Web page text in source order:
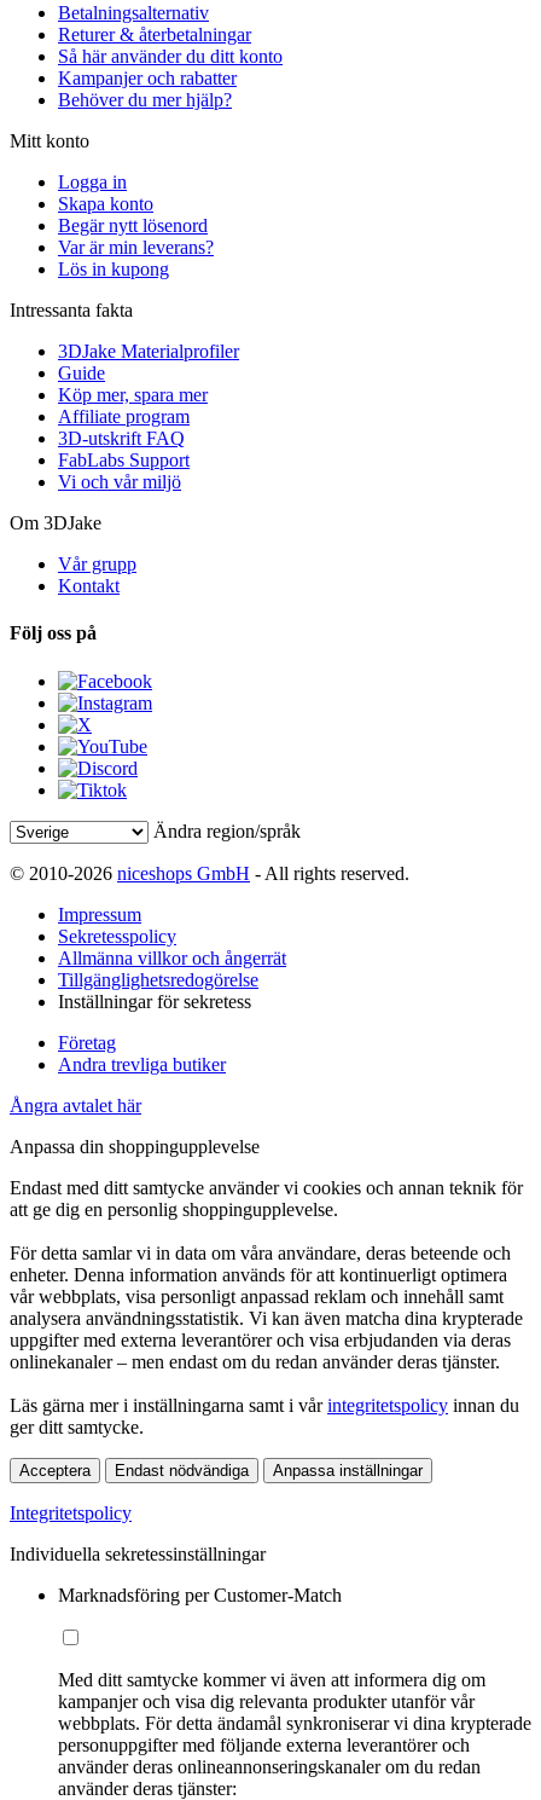
Betalningsalternativ
Returer & återbetalningar
Så här använder du ditt konto
Kampanjer och rabatter
Behöver du mer hjälp?
Mitt konto
Logga in
Skapa konto
Begär nytt lösenord
Var är min leverans?
Lös in kupong
Intressanta fakta
3DJake Materialprofiler
Guide
Köp mer, spara mer
Affiliate program
3D-utskrift FAQ
FabLabs Support
Vi och vår miljö
Om 3DJake
Vår grupp
Kontakt
Följ oss på
Ändra region/språk
© 2010-2026 niceshops GmbH - All rights reserved.
Impressum
Sekretesspolicy
Allmänna villkor och ångerrät
Tillgänglighetsredogörelse
Inställningar för sekretess
Företag
Andra trevliga butiker
Ångra avtalet här
Anpassa din shoppingupplevelse
Endast med ditt samtycke använder vi cookies och annan teknik för
att ge dig en personlig shoppingupplevelse.
För detta samlar vi in data om våra användare, deras beteende och
enheter. Denna information används för att kontinuerligt optimera
vår webbplats, visa personligt anpassad reklam och innehåll samt
analysera användningsstatistik. Vi kan även matcha dina krypterade
uppgifter med externa leverantörer och visa erbjudanden via deras
onlinekanaler – men endast om du redan använder deras tjänster.
Läs gärna mer i inställningarna samt i vårintegritetspolicy innan du
ger ditt samtycke.
Acceptera Endast nödvändiga Anpassa inställningar
Integritetspolicy
Individuella sekretessinställningar
Marknadsföring per Customer-Match
Med ditt samtycke kommer vi även att informera dig om
kampanjer och visa dig relevanta produkter utanför vår
webbplats. För detta ändamål synkroniserar vi dina krypterade
personuppgifter med följande externa leverantörer och
använder deras onlineannonseringskanaler om du redan
använder deras tjänster: